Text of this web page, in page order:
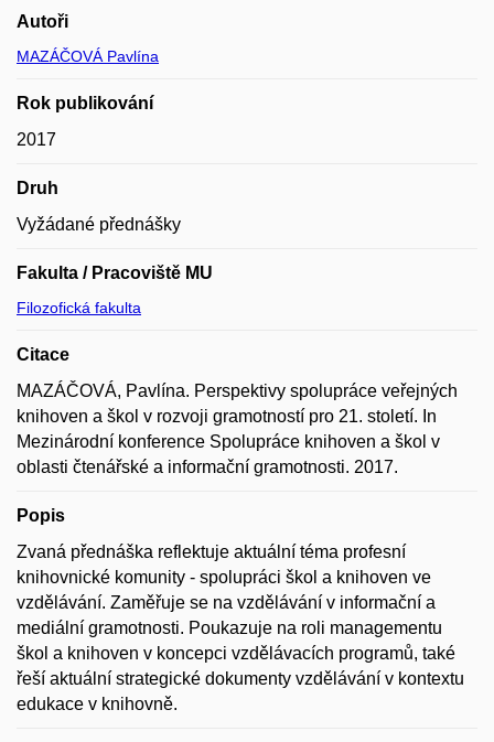
Autoři
MAZÁČOVÁ Pavlína
Rok publikování
2017
Druh
Vyžádané přednášky
Fakulta / Pracoviště MU
Filozofická fakulta
Citace
MAZÁČOVÁ, Pavlína. Perspektivy spolupráce veřejných
knihoven a škol v rozvoji gramotností pro 21. století. In
Mezinárodní konference Spolupráce knihoven a škol v
oblasti čtenářské a informační gramotnosti. 2017.
Popis
Zvaná přednáška reflektuje aktuální téma profesní
knihovnické komunity - spolupráci škol a knihoven ve
vzdělávání. Zaměřuje se na vzdělávání v informační a
mediální gramotnosti. Poukazuje na roli managementu
škol a knihoven v koncepci vzdělávacích programů, také
řeší aktuální strategické dokumenty vzdělávání v kontextu
edukace v knihovně.